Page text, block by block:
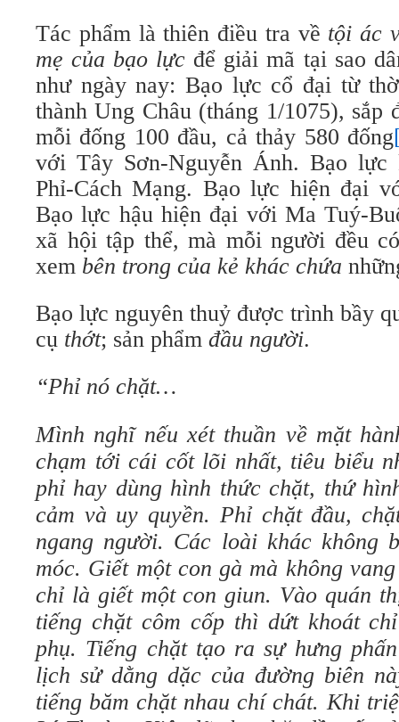
Tác phẩm là thiên điều tra về tội ác
mẹ của bạo lực để giải mã tại sao
như ngày nay: Bạo lực cổ đại từ
thành Ung Châu (tháng 1/1075), sắp
mỗi đống 100 đầu, cả thảy 580 đống
với Tây Sơn-Nguyễn Ánh. Bạo lực
Phỉ-Cách Mạng. Bạo lực hiện đại
Bạo lực hậu hiện đại với Ma Tuý-
xã hội tập thể, mà mỗi người đều
xem bên trong của kẻ khác chứa
Bạo lực nguyên thuỷ được trình bầy
cụ thớt; sản phẩm đầu người.
“Phỉ nó chặt…
Mình nghĩ nếu xét thuần về mặt
chạm tới cái cốt lõi nhất, tiêu biểu
phỉ hay dùng hình thức chặt, thứ
cảm và uy quyền. Phỉ chặt đầu,
ngang người. Các loài khác không
móc. Giết một con gà mà không
chỉ là giết một con giun. Vào quán
tiếng chặt côm cốp thì dứt khoát
phụ. Tiếng chặt tạo ra sự hưng
lịch sử dằng dặc của đường biên
tiếng băm chặt nhau chí chát. Khi